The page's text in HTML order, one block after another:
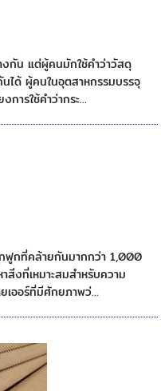
งกัน แต่ผู้คนมักใช้คำว่าวัสดุ
ได้ ผู้คนในอุตสาหกรรมบรรจุ
ารใช้คำว่ากระ...
ฟูกที่คล้ายกันมากกว่า 1,000
งที่เหมาะสมสำหรับความ
ออร์ที่มีศักยภาพว่...